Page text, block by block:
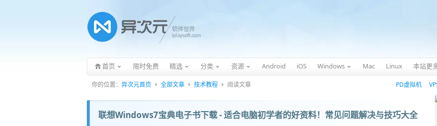
首页 限时免费 精选 分类 资源 Android iOS Windows Mac Linux 本站更
你的位置： 异次元首页 全部文章 技术教程 阅读文章 PD虚拟机
联想Windows7宝典电子书下载 - 适合电脑初学者的好资料！常见问题解决与技巧大全